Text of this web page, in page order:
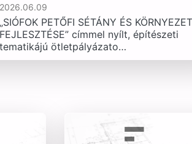
2026.06.09
„SIÓFOK PETŐFI SÉTÁNY ÉS
FEJLESZTÉSE” címmel nyílt, építészeti
tematikájú ötletpályázato…